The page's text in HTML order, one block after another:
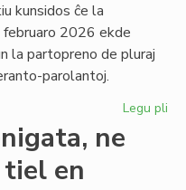
kunsidos ĉe la
2026 ekde
la partopreno de pluraj
parolantoj.
Legu pli
ne
en